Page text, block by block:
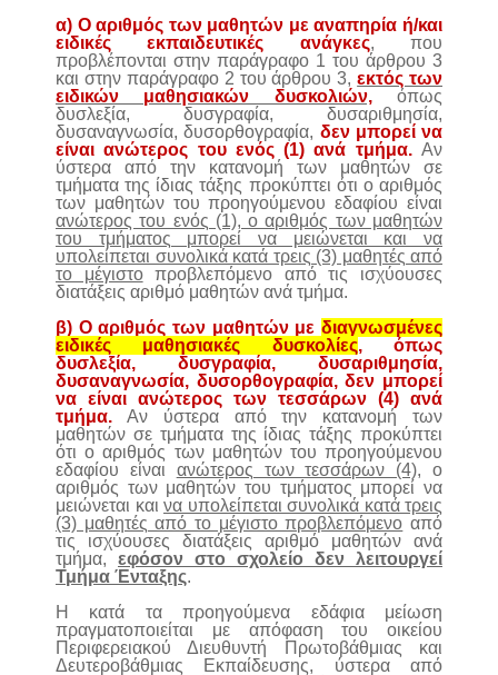
α) Ο αριθμός των μαθητών με αναπηρία ή/και
ειδικές εκπαιδευτικές ανάγκες, που
προβλέπονται στην παράγραφο 1 του άρθρου 3
και στην παράγραφο 2 του άρθρου 3,εκτός των
ειδικών μαθησιακών δυσκολιών,
όπως
δυσλεξία, δυσγραφία, δυσαριθμησία,
δυσαναγνωσία, δυσορθογραφία, δεν μπορεί να
είναι ανώτερος του ενός (1) ανά τμήμα. Αν
ύστερα από την κατανομή των μαθητών σε
τμήματα της ίδιας τάξης προκύπτει ότι ο αριθμός
των μαθητών του προηγούμενου εδαφίου είναι
ανώτερος του ενός (1), ο αριθμός των μαθητών
του τμήματος μπορεί να μειώνεται και να
υπολείπεται συνολικά κατά τρεις (3) μαθητές από
το μέγιστοπροβλεπόμενο από τις ισχύουσες
διατάξεις αριθμό μαθητών ανά τμήμα.
β) Ο αριθμός των μαθητών με διαγνωσμένες
ειδικές μαθησιακές δυσκολίες, όπως
δυσλεξία, δυσγραφία, δυσαριθμησία,
δυσαναγνωσία, δυσορθογραφία, δεν μπορεί
να είναι ανώτερος των τεσσάρων (4) ανά
τμήμα.
Αν ύστερα από την κατανομή των
μαθητών σε τμήματα της ίδιας τάξης προκύπτει
ότι ο αριθμός των μαθητών του προηγούμενου
εδαφίου είναι ανώτερος των τεσσάρων (4), ο
αριθμός των μαθητών του τμήματος μπορεί να
μειώνεται και να υπολείπεται συνολικά κατά τρεις
(3) μαθητές από το μέγιστο προβλεπόμενο από
τις ισχύουσες διατάξεις αριθμό μαθητών ανά
τμήμα, εφόσον στο σχολείο δεν λειτουργεί
Τμήμα Ένταξης.
Η κατά τα προηγούμενα εδάφια μείωση
πραγματοποιείται με απόφαση του οικείου
Περιφερειακού Διευθυντή Πρωτοβάθμιας και
Δευτεροβάθμιας Εκπαίδευσης, ύστερα από